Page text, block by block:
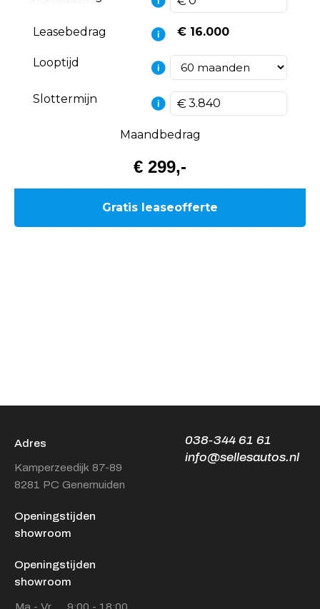
Adres
Kamperzeedijk 87-89
8281 PC Genemuiden
038-344 61 61
info@sellesautos.nl
Openingstijden
showroom
Openingstijden
showroom
Ma - Vr 9:00 - 18:00